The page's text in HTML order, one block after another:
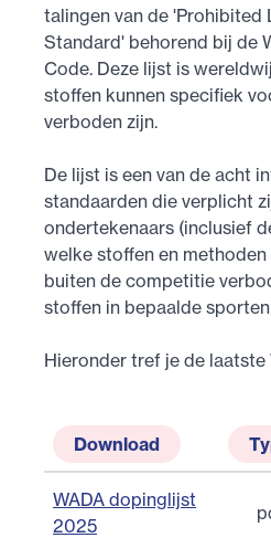
ta­lin­gen van de 'Pro­hi­bi­ted
Standar­d' be­ho­rend bij de
Co­de. De­ze lijst is
stof­fen kun­nen spe­ci­fiek
ver­bo­den zijn.
De lijst is een van de acht
standaarden die verplicht
ondertekenaars (inclusief
welke stoffen en
buiten de competitie
stoffen in bepaalde
Hieronder tref je de
Download
WADA dopinglijst
2025